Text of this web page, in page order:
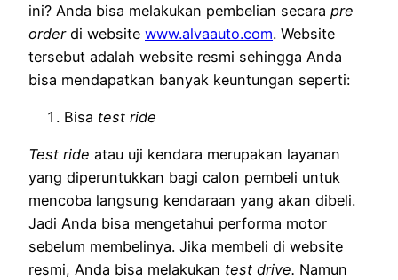
ini? Anda bisa melakukan pembelian secara pre
orderdi website www.alvaauto.com. Website
tersebut adalah website resmi sehingga Anda
bisa mendapatkan banyak keuntungan seperti:
Bisa test ride
Test ride atau uji kendara merupakan layanan
yang diperuntukkan bagi calon pembeli untuk
mencoba langsung kendaraan yang akan dibeli.
Jadi Anda bisa mengetahui performa motor
sebelum membelinya. Jika membeli di website
resmi, Anda bisa melakukan test drive. Namun